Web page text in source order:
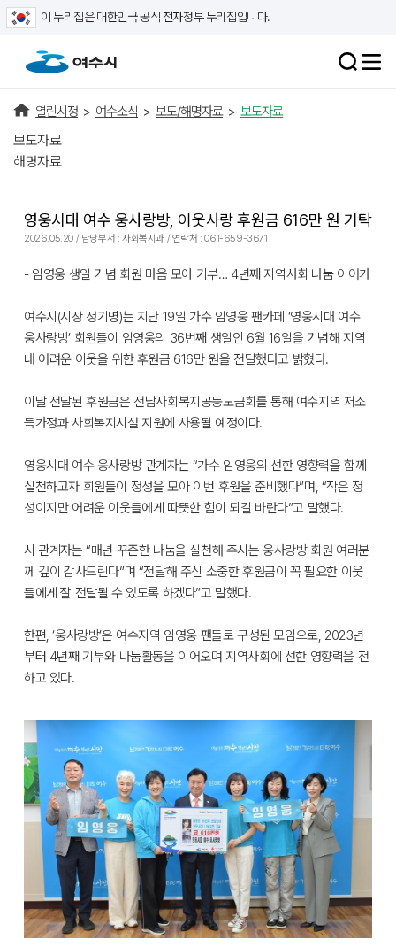
이 누리집은 대한민국 공식 전자정부 누리집입니다.
열린시정 > 여수소식 > 보도/해명자료 > 보도자료
보도자료
해명자료
영웅시대 여수 웅사랑방, 이웃사랑 후원금 616만 원 기탁
2026.05.20 / 담당부서 : 사회복지과 / 연락처 : 061-659-3671
- 임영웅 생일 기념 회원 마음 모아 기부… 4년째 지역사회 나눔 이어가
여수시(시장 정기명)는 지난 19일 가수 임영웅 팬카페 ‘영웅시대 여수
웅사랑방’ 회원들이 임영웅의 36번째 생일인 6월 16일을 기념해 지역
내 어려운 이웃을 위한 후원금 616만 원을 전달했다고 밝혔다.
이날 전달된 후원금은 전남사회복지공동모금회를 통해 여수지역 저소
득가정과 사회복지시설 지원에 사용될 예정이다.
영웅시대 여수 웅사랑방 관계자는 “가수 임영웅의 선한 영향력을 함께
실천하고자 회원들이 정성을 모아 이번 후원을 준비했다”며, “작은 정
성이지만 어려운 이웃들에게 따뜻한 힘이 되길 바란다”고 말했다.
시 관계자는 “매년 꾸준한 나눔을 실천해 주시는 웅사랑방 회원 여러분
께 깊이 감사드린다”며 “전달해 주신 소중한 후원금이 꼭 필요한 이웃
들에게 잘 전달될 수 있도록 하겠다”고 말했다.
한편, ‘웅사랑방’은 여수지역 임영웅 팬들로 구성된 모임으로, 2023년
부터 4년째 기부와 나눔활동을 이어오며 지역사회에 선한 영향력을 전
하고 있다.